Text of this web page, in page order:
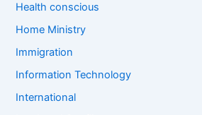
Health conscious
Home Ministry
Immigration
Information Technology
International